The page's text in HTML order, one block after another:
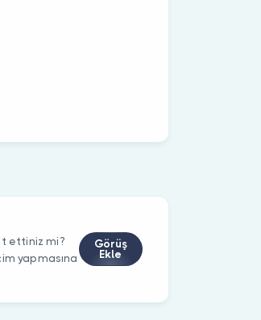
ettiniz mi?
yapmasına
Görüş
Ekle